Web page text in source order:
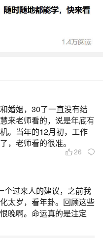
？
多样，既包含宗教信
文化层面的情感表
度理解：宗教信仰
业障，使其在另一
源于佛教、道教等宗
”旨在引导亡灵脱离苦
标准，民间所谓“适合
中印星、食神、比肩
缘”或“通灵体质”，但
婚姻，30了一直没有结
来老师看的，说是年底有
。当年的12月初，工作
，老师看的很准。
26
个过来人的建议，之前我
太岁，看年卦。回顾这些
晚啊。命运真的是注定